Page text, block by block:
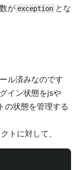
が exception とな
ル済みなのです
イン状態をjsや
の状態を管理する
トに対して、